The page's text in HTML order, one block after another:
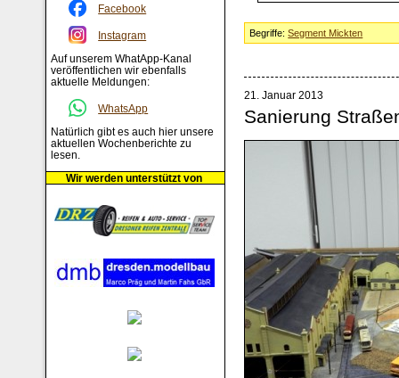
Begriffe:Segment Mickten
21. Januar 2013
Sanierung
Facebook
Instagram
Auf unserem WhatApp-Kanal
veröffentlichen wir ebenfalls
aktuelle Meldungen:
WhatsApp
Natürlich gibt es auch hier unsere
aktuellen Wochenberichte zu
lesen.
Wir werden unterstützt von